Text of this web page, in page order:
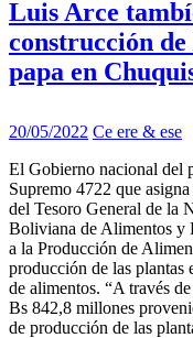
Luis Arce
construcción
papa en
20/05/2022 Ce ere & ese
El Gobierno nacional del
Supremo 4722 que
del Tesoro General de la
Boliviana de Alimentos y
a la Producción de
producción de las plantas
de alimentos. “A través
Bs 842,8 millones
de producción de las